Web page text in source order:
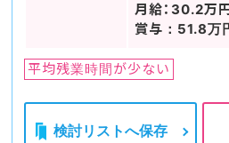
月給：30.2万円
賞与：51.8万
平均残業時間が少ない
検討リストへ保存